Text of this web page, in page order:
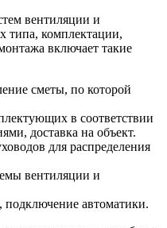
вентиляции и
типа, комплектации,
включает такие
сметы, по которой
в соответствии
доставка на объект.
для распределения
вентиляции и
автоматики.